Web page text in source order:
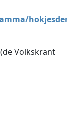
Volkskrant